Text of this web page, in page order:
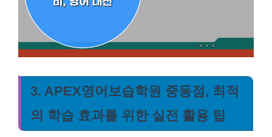
3. APEX영어보습학원 중동점, 최적
의 학습 효과를 위한 실전 활용 팁